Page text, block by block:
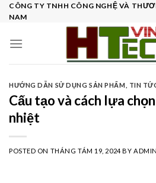
SkipCÔNG TY TNHH CÔNG NGHỆ VÀ
NAM
HƯỚNG DẪN SỬ DỤNG SẢN PHẨM TIN
Cấu tạo và cách lựa
nhiệt
POSTED ON THÁNG TÁM 19, 2024BY ADMIN